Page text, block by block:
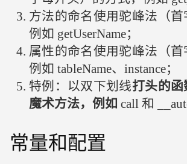
方法的命名使用驼峰法（首
例如 getUserName；
属性的命名使用驼峰法（首
例如 tableName、instance；
特例：以双下划线打头的
魔术方法，例如 call 和
常量和配置